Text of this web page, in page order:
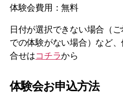
体験会費用：無料
日付が選択できない場合（
での体験がない場合）など
合せはコチラから
体験会お申込方法